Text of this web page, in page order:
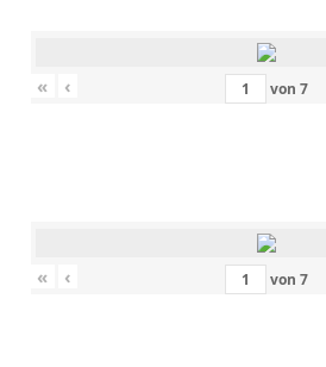
« ‹ von 7
« ‹ von 7